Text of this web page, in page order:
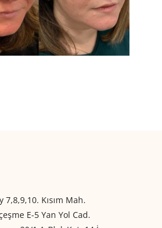
7,8,9,10. Kısım Mah.
E-5 Yan Yol Cad.